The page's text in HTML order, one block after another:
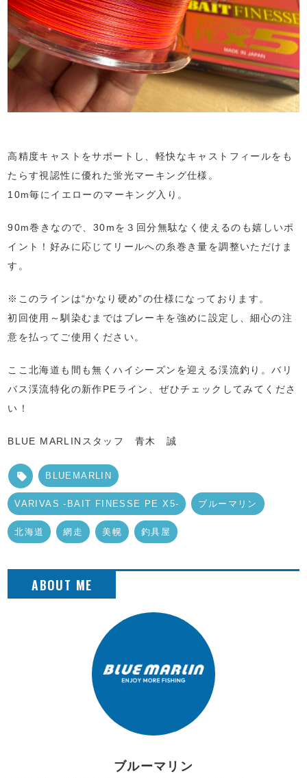
高精度キャストをサポートし、軽快なキャストフィールをも
たらす視認性に優れた蛍光マーキング仕様。
10m毎にイエローのマーキング入り。
90m巻きなので、30mを３回分無駄なく使えるのも嬉しいポ
イント！好みに応じてリールへの糸巻き量を調整いただけま
す。
※このラインは“かなり硬め”の仕様になっております。
初回使用～馴染むまではブレーキを強めに設定し、細心の注
意を払ってご使用ください。
ここ北海道も間も無くハイシーズンを迎える渓流釣り。バリ
バス渓流特化の新作PEライン、ぜひチェックしてみてくださ
い！
BLUE MARLINスタッフ 青木 誠
BLUEMARLIN
VARIVAS -BAIT FINESSE PE X5- ブルーマリン
北海道 網走 美幌 釣具屋
ブルーマリン